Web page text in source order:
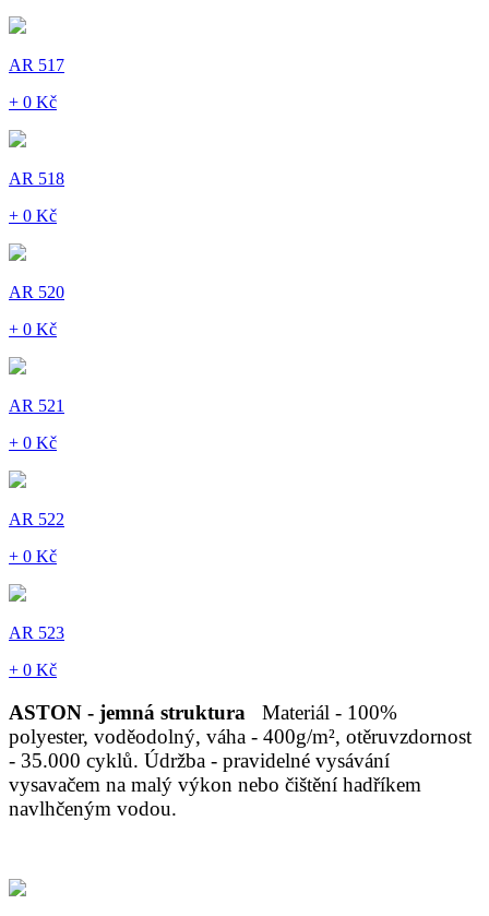
AR 517
+ 0 Kč
AR 518
+ 0 Kč
AR 520
+ 0 Kč
AR 521
+ 0 Kč
AR 522
+ 0 Kč
AR 523
+ 0 Kč
ASTON - jemná struktura
Materiál - 100%
polyester, voděodolný, váha - 400g/m², otěruvzdornost
- 35.000 cyklů. Údržba - pravidelné vysávání
vysavačem na malý výkon nebo čištění hadříkem
navlhčeným vodou.